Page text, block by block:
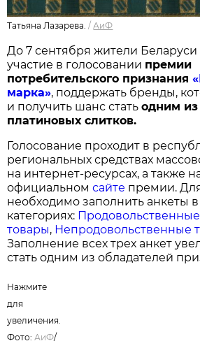
Татьяна Лазарева. /АиФ
До 7 сентября жители Беларуси
участие в голосовании премии
потребительского признания
марка», поддержать бренды,
и получить шанс статьодним из
платиновых слитков.
Голосование проходит в
региональных средствах
на интернет-ресурсах, а также
официальномсайте премии.
необходимо заполнить анкеты в
категориях: Продовольственные
товары, Непродовольственные
Заполнение всех трех анкет
стать одним из обладателей
Нажмите
для
увеличения.
Фото:АиФ/